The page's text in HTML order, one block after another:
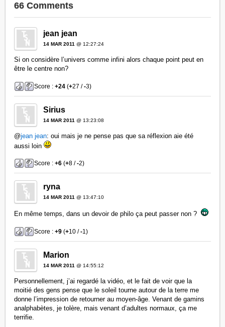
66 Comments
jean jean
14 MAR 2011 @ 12:27:24
Si on considère l’univers comme infini alors chaque point peut en
être le centre non?
Score :+24 (+27 /-3)
Sirius
14 MAR 2011 @ 13:23:08
@jean jean: oui mais je ne pense pas que sa réflexion aie été
aussi loin
Score :+6 (+8 /-2)
ryna
14 MAR 2011 @ 13:47:10
En même temps, dans un devoir de philo ça peut passer non ?
Score :+9 (+10 /-1)
Marion
14 MAR 2011 @ 14:55:12
Personnellement, j’ai regardé la vidéo, et le fait de voir que la
moitié des gens pense que le soleil tourne autour de la terre me
donne l’impression de retourner au moyen-âge. Venant de gamins
analphabètes, je tolère, mais venant d’adultes normaux, ça me
terrifie.